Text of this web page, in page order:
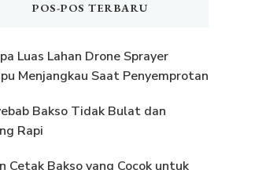
POS-POS TERBARU
Luas Lahan Drone Sprayer
Menjangkau Saat Penyemprotan
Bakso Tidak Bulat dan
Rapi
Cetak Bakso yang Cocok untuk